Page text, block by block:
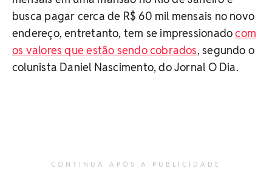
busca pagar cerca de R$ 60 mil mensais no novo
endereço, entretanto, tem se impressionadocom
os valores que estão sendo cobrados, segundo o
colunista Daniel Nascimento, do Jornal O Dia.
CONTINUA APÓS A PUBLICIDADE